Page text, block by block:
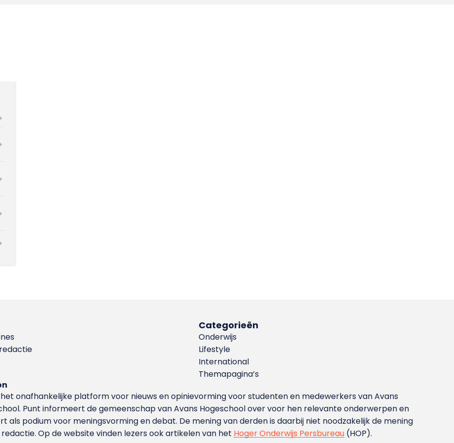
Categorieën
Onderwijs
Lifestyle
International
Themapagina’s
het onafhankelijke platform voor nieuws en opinievorming voor studenten en medewerkers van Avans
Punt informeert de gemeenschap van Avans Hogeschool over voor hen relevante onderwerpen en
als podium voor meningsvorming en debat. De mening van derden is daarbij niet noodzakelijk de mening
Op de website vinden lezers ook artikelen van het Hoger Onderwijs Persbureau (HOP).